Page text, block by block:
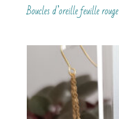
Boucles d’oreille feuille rouge